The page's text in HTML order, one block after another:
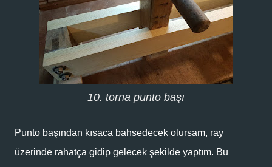
10. torna punto başı
Punto başından kısaca bahsedecek olursam, ray
üzerinde rahatça gidip gelecek şekilde yaptım. Bu